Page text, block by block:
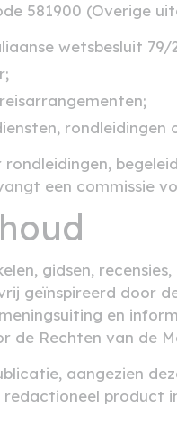
581900 (Overige
wetsbesluit 79/
rondleidingen
een commissie
gidsen,
geïnspireerd door
en
de Rechten van de
aangezien
product